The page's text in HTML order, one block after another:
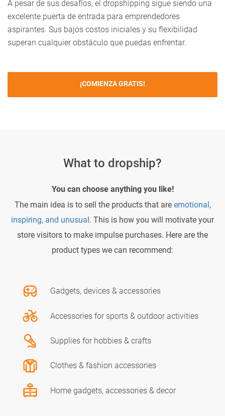
A pesar de sus desafíos, el dropshipping sigue siendo una
excelente puerta de entrada para emprendedores
aspirantes. Sus bajos costos iniciales y su flexibilidad
superan cualquier obstáculo que puedas enfrentar.
¡COMIENZA GRATIS!
What to dropship?
You can choose anything you like!
The main idea is to sell the products that are emotional,
inspiring, and unusual. This is how you will motivate your
store visitors to make impulse purchases. Here are the
product types we can recommend:
Gadgets, devices & accessories
Accessories for sports & outdoor activities
Supplies for hobbies & crafts
Clothes & fashion accessories
Home gadgets, accessories & decor